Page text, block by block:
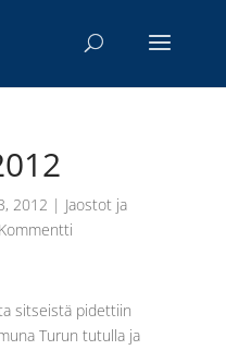
2012 | Jaostot ja
sitseistä pidettiin
Turun tutulla ja